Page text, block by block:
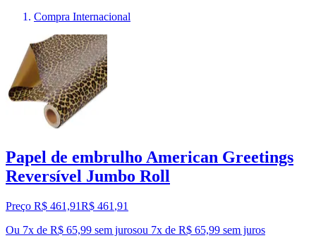
Compra Internacional
Papel de embrulho American Greetings
Reversível Jumbo Roll
Preço R$ 461,91R$ 461 ,91
Ou 7x de R$ 65,99 sem jurosou 7x de R$ 65,99 sem juros